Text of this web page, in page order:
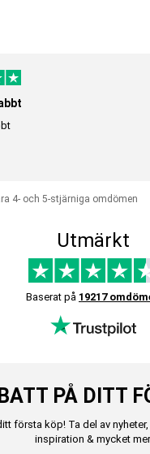
4- och 5-stjärniga omdömen
Utmärkt
Baserat på 19217
PÅ DITT
första köp! Ta del av
inspiration & mycket